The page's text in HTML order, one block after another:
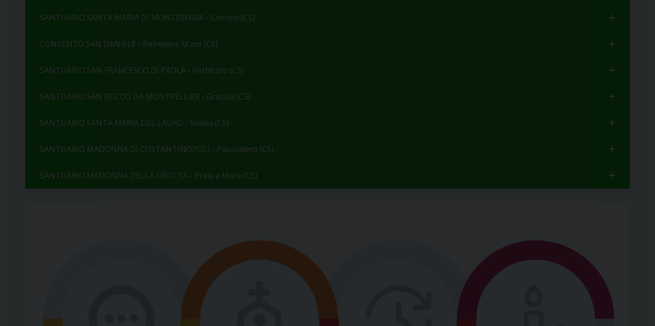
SANTUARIO SANTA MARIA DI MONTESERRA - Cetraro (CS)
CONVENTO SAN DANIELE - Belvedere M.mo (CS)
SANTUARIO SAN FRANCESCO DI PAOLA - Verbicaro (CS)
SANTUARIO SAN ROCCO DA MONTPELLIER - Grisolia (CS)
SANTUARIO SANTA MARIA DEL LAURO - Scalea (CS)
SANTUARIO MADONNA DI COSTANTINOPOLI - Papasidero (CS)
SANTUARIO MADONNA DELLA GROTTA - Praia a Mare (CS)